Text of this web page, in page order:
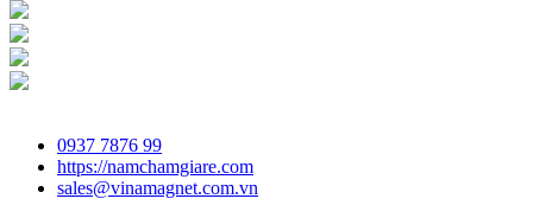
0937 7876 99
https://namchamgiare.com
sales@vinamagnet.com.vn